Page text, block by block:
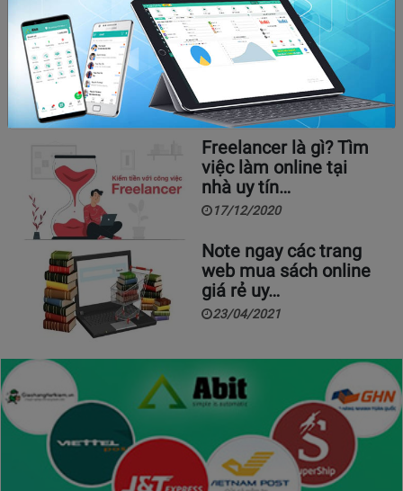
lấy hàng ở đâu?
05/05/2020 3305
Hiện nay, Facebook trở thành “miền đất hứa” cho người
kinh doanh quần áo khiến ai cũng muốn thử, ai…
Freelancer là gì? Tìm
việc làm online tại
nhà uy tín…
17/12/2020
Note ngay các trang
web mua sách online
giá rẻ uy…
23/04/2021